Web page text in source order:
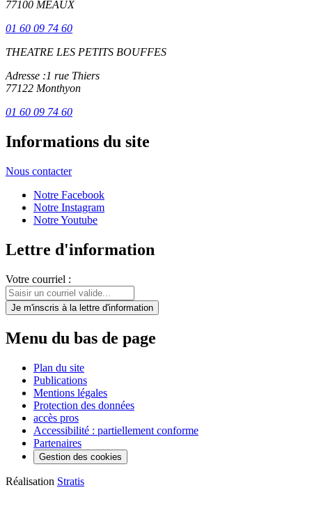
77100 MEAUX
01 60 09 74 60
THEATRE LES PETITS BOUFFES
Adresse :1 rue Thiers
77122 Monthyon
01 60 09 74 60
Informations du site
Nous contacter
Notre Facebook
Notre Instagram
Notre Youtube
Lettre d'information
Votre courriel :
Je m'inscris à la lettre d'information
Menu du bas de page
Plan du site
Publications
Mentions légales
Protection des données
accès pros
Accessibilité : partiellement conforme
Partenaires
Gestion des cookies
Réalisation Stratis